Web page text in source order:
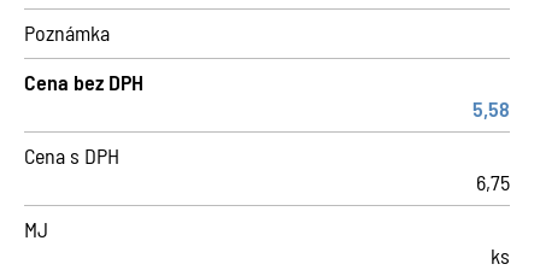
Poznámka
Cena bez DPH
5,58
Cena s DPH
6,75
MJ
ks